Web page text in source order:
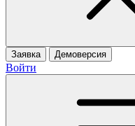
Заявка Демоверсия
Войти